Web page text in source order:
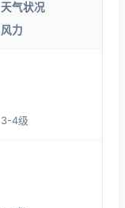
04:00
07:00
天气状况
风力
3-4级